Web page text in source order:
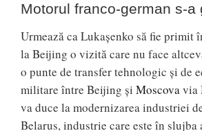
Motorul franco-german s-a
Urmează ca Lukașenko să fie primit
la Beijing o vizită care nu face
o punte de transfer tehnologic și de
militare între Beijing și Moscovavia
va duce la modernizarea industriei
Belarus, industrie care este în slujba